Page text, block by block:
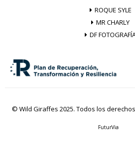
ROQUE SYLE
MR CHARLY
DF
© Wild Giraffes 2025. Todos los
FuturVia